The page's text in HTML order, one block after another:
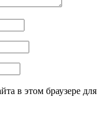
в этом браузере для